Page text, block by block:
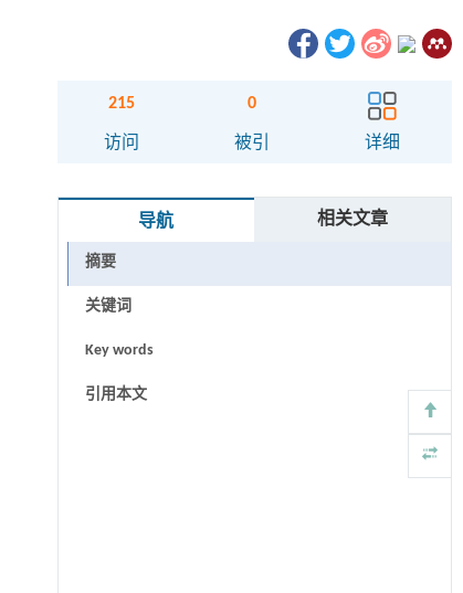
215
访问
0
被引 详细
导航 相关文章
摘要
关键词
Key words
引用本文